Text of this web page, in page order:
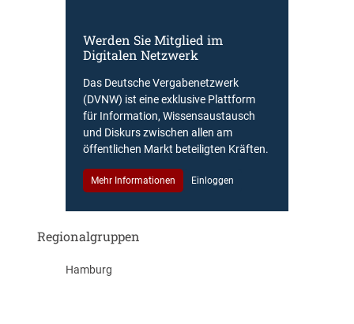
Werden Sie Mitglied im
Digitalen Netzwerk
Das Deutsche Vergabenetzwerk
(DVNW) ist eine exklusive Plattform
für Information, Wissensaustausch
und Diskurs zwischen allen am
öffentlichen Markt beteiligten Kräften.
Mehr Informationen Einloggen
Regionalgruppen
Hamburg